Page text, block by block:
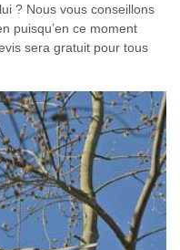
? Nous vous conseillons
puisqu’en ce moment
sera gratuit pour tous